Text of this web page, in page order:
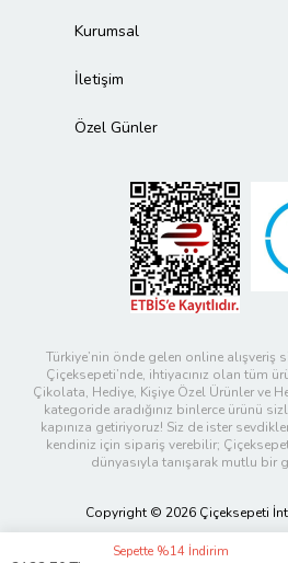
Sepette %14 İndirim
Kurumsal
İletişim
Özel Günler
Türkiye’nin önde gelen online alışveriş
Çiçeksepeti’nde, ihtiyacınız olan tüm
Çikolata, Hediye, Kişiye Özel Ürünler ve
kategoride aradığınız binlerce ürünü
kapınıza getiriyoruz! Siz de ister
kendiniz için sipariş verebilir;
dünyasıyla tanışarak mutlu bir
Copyright © 2026 Çiçeksepeti